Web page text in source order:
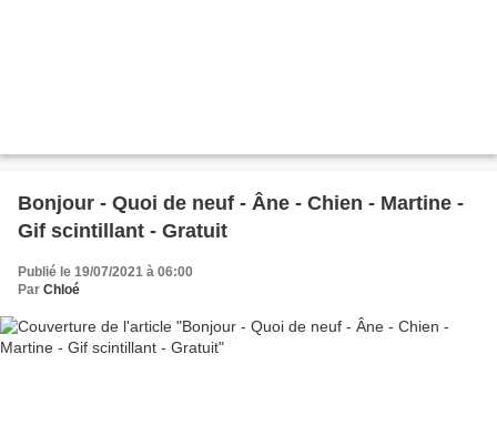
Bonjour - Quoi de neuf - Âne - Chien - Martine -
Gif scintillant - Gratuit
Publié le 19/07/2021 à 06:00
Par Chloé